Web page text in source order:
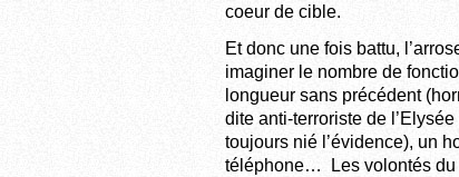
coeur de cible.
Et donc une fois battu,
imaginer le nombre de
longueur sans précédent
dite anti-terroriste de
toujours nié l’évidence), un
téléphone… Les volontés du